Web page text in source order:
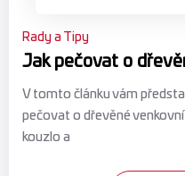
Rady a Tipy
Jak pečovat o
V tomto článku vám
pečovat o dřevěné
kouzlo a